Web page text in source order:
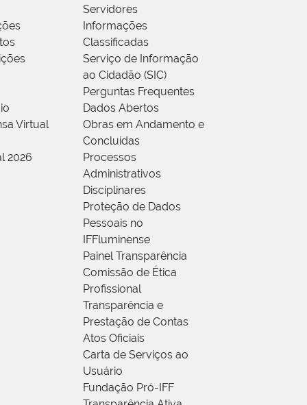
Virtual
2026
Servidores
Informações
Classificadas
Serviço de Informação
ao Cidadão (SIC)
Perguntas Frequentes
Dados Abertos
Obras em Andamento e
Concluídas
Processos
Administrativos
Disciplinares
Proteção de Dados
Pessoais no
IFFluminense
Painel Transparência
Comissão de Ética
Profissional
Transparência e
Prestação de Contas
Atos Oficiais
Carta de Serviços ao
Usuário
Fundação Pró-IFF